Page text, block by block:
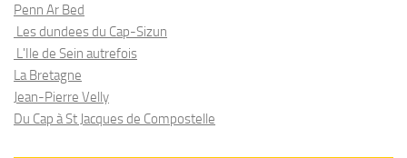
Penn Ar Bed
Les dundees du Cap-Sizun
L'Ile de Sein autrefois
La Bretagne
Jean-Pierre Velly
Du Cap à St Jacques de Compostelle